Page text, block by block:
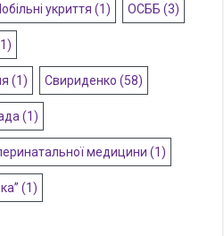
укриття (1) ОСББ (3)
(1) Свириденко (58)
(1)
медицини (1)
(1)